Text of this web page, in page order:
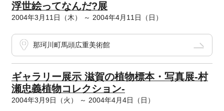
浮世絵ってなんだ?展
2004年3月11日（木） ～ 2004年4月11日（日）
那珂川町馬頭広重美術館
ギャラリー展示 滋賀の植物標本・写真展-村
瀬忠義植物コレクション-
2004年3月9日（火） ～ 2004年4月4日（日）